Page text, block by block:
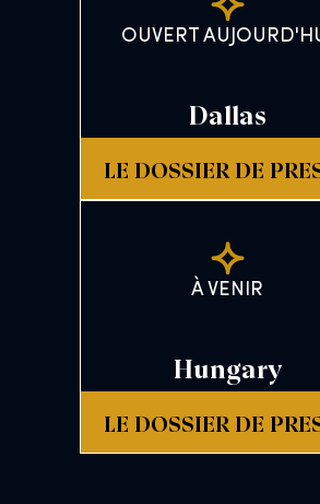
OUVERT
Dallas
LE DOSSIER DE
À VENIR
Hungary
LE DOSSIER DE